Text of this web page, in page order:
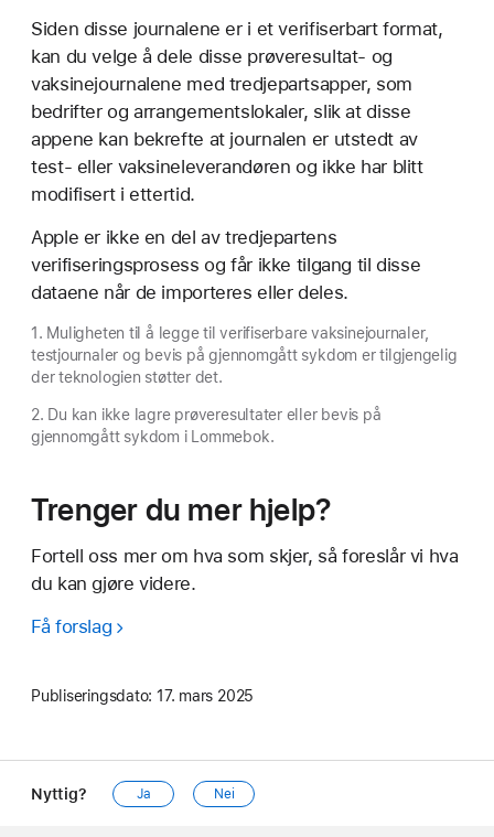
Siden disse journalene er i et verifiserbart format,
kan du velge å dele disse prøveresultat- og
vaksinejournalene med tredjepartsapper, som
bedrifter og arrangementslokaler, slik at disse
appene kan bekrefte at journalen er utstedt av
test- eller vaksineleverandøren og ikke har blitt
modifisert i ettertid.
Apple er ikke en del av tredjepartens
verifiseringsprosess og får ikke tilgang til disse
dataene når de importeres eller deles.
1. Muligheten til å legge til verifiserbare vaksinejournaler,
testjournaler og bevis på gjennomgått sykdom er tilgjengelig
der teknologien støtter det.
2. Du kan ikke lagre prøveresultater eller bevis på
gjennomgått sykdom i Lommebok.
Trenger du mer hjelp?
Fortell oss mer om hva som skjer, så foreslår vi hva
du kan gjøre videre.
Få forslag
Publiseringsdato: 17. mars 2025
Nyttig? Ja Nei